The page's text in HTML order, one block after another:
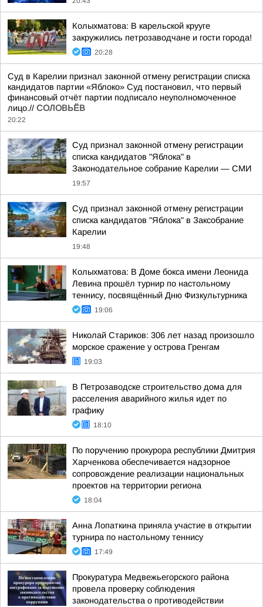
Колыхматова: В карельской крууге
закружились петрозаводчане и гости города!
20:28
Суд в Карелии признал законной отмену регистрации списка
кандидатов партии «Яблоко» Суд постановил, что первый
финансовый отчёт партии подписало неуполномоченное
лицо.// СОЛОВЬЁВ
20:22
Суд признал законной отмену регистрации
списка кандидатов "Яблока" в
Законодательное собрание Карелии — СМИ
19:57
Суд признал законной отмену регистрации
списка кандидатов "Яблока" в Заксобрание
Карелии
19:48
Колыхматова: В Доме бокса имени Леонида
Левина прошёл турнир по настольному
теннису, посвящённый Дню Физкультурника
19:06
Николай Стариков: 306 лет назад произошло
морское сражение у острова Гренгам
19:03
В Петрозаводске строительство дома для
расселения аварийного жилья идет по
графику
18:10
По поручению прокурора республики Дмитрия
Харченкова обеспечивается надзорное
сопровождение реализации национальных
проектов на территории региона
18:04
Анна Лопаткина приняла участие в открытии
турнира по настольному теннису
17:49
Прокуратура Медвежьегорского района
провела проверку соблюдения
законодательства о противодействии